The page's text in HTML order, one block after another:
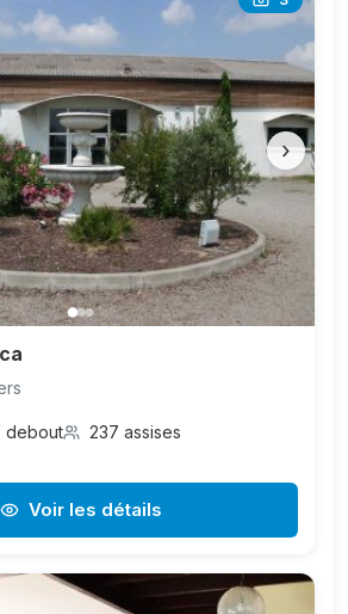
›
debout 237 assises
Voir les détails